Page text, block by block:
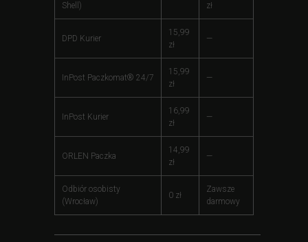
Shell)
zł
DPD Kurier
15,99
zł
—
InPost Paczkomat® 24/7
15,99
zł
—
InPost Kurier
16,99
zł
—
ORLEN Paczka
14,99
zł
—
Odbiór osobisty
(Wrocław)
0 zł
Zawsze
darmowy